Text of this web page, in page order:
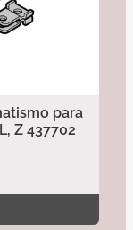
para
Z 437702